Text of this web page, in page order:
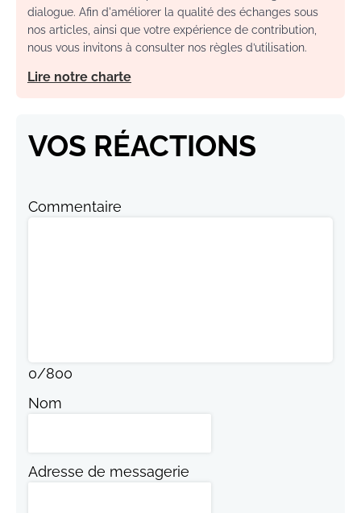
dialogue. Afin d'améliorer la qualité des échanges sous
nos articles, ainsi que votre expérience de contribution,
nous vous invitons à consulter nos règles d’utilisation.
Lire notre charte
VOS RÉACTIONS
Commentaire
0/800
Nom
Adresse de messagerie